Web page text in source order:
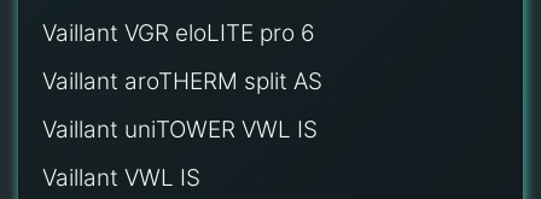
Vaillant VGR eloLITE pro 6
Vaillant aroTHERM split AS
Vaillant uniTOWER VWL IS
Vaillant VWL IS